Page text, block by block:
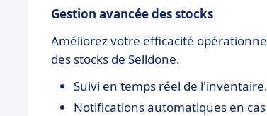
Gestion avancée des stocks
Améliorez votre efficacité
des stocks de Selldone.
Suivi en temps réel de l'inventaire.
Notifications automatiques en